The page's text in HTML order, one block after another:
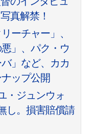
真解禁！
ーチャー」、
」、パク・ウ
」など、カカ
ップ公開
・ジュンウォ
し。損害賠償請